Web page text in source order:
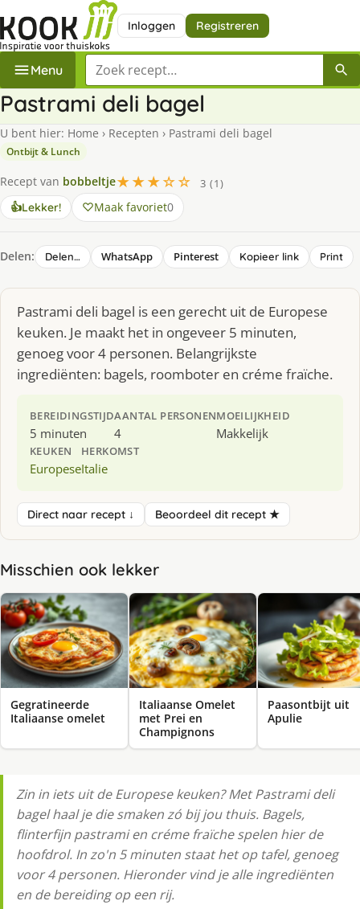
Inloggen Registreren
Menu Zoek een recept
Pastrami deli bagel
U bent hier: Home › Recepten › Pastrami deli bagel
Ontbijt & Lunch
Recept van bobbeltje★★★☆☆
3 (1)
👍Lekker! Maak favoriet0
Delen: Delen… WhatsApp Pinterest Kopieer link Print
Pastrami deli bagel is een gerecht uit de Europese
keuken. Je maakt het in ongeveer 5 minuten,
genoeg voor 4 personen. Belangrijkste
ingrediënten: bagels, roomboter en créme fraïche.
BEREIDINGSTIJD
5 minuten
AANTAL PERSONEN
4
MOEILIJKHEID
Makkelijk
KEUKEN
Europese
HERKOMST
Italie
Direct naar recept ↓ Beoordeel dit recept ★
Misschien ook lekker
Gegratineerde
Italiaanse omelet
Italiaanse Omelet
met Prei en
Champignons
Paasontbijt uit
Apulie
Zin in iets uit de Europese keuken? Met Pastrami deli
bagel haal je die smaken zó bij jou thuis. Bagels,
flinterfijn pastrami en créme fraïche spelen hier de
hoofdrol. In zo'n 5 minuten staat het op tafel, genoeg
voor 4 personen. Hieronder vind je alle ingrediënten
en de bereiding op een rij.